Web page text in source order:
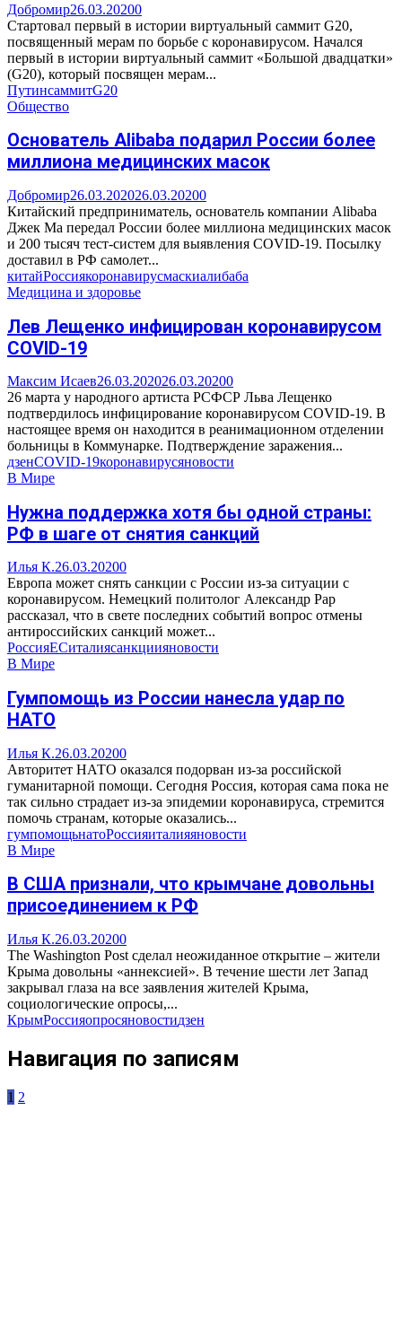
Добромир26.03.20200
Стартовал первый в истории виртуальный саммит G20,
посвященный мерам по борьбе с коронавирусом. Начался
первый в истории виртуальный саммит «Большой двадцатки»
(G20), который посвящен мерам...
ПутинсаммитG20
Общество
Основатель Alibaba подарил России более
миллиона медицинских масок
Добромир26.03.202026.03.20200
Китайский предприниматель, основатель компании Alibaba
Джек Ма передал России более миллиона медицинских масок
и 200 тысяч тест-систем для выявления COVID-19. Посылку
доставил в РФ самолет...
китайРоссиякоронавирусмаскиалибаба
Медицина и здоровье
Лев Лещенко инфицирован коронавирусом
COVID-19
Максим Исаев26.03.202026.03.20200
26 марта у народного артиста РСФСР Льва Лещенко
подтвердилось инфицирование коронавирусом COVID-19. В
настоящее время он находится в реанимационном отделении
больницы в Коммунарке. Подтверждение заражения...
дзенCOVID-19коронавирусяновости
В Мире
Нужна поддержка хотя бы одной страны:
РФ в шаге от снятия санкций
Илья К.26.03.20200
Европа может снять санкции с России из-за ситуации с
коронавирусом. Немецкий политолог Александр Рар
рассказал, что в свете последних событий вопрос отмены
антироссийских санкций может...
РоссияЕСиталиясанкциияновости
В Мире
Гумпомощь из России нанесла удар по
НАТО
Илья К.26.03.20200
Авторитет НАТО оказался подорван из-за российской
гуманитарной помощи. Сегодня Россия, которая сама пока не
так сильно страдает из-за эпидемии коронавируса, стремится
помочь странам, которые оказались...
гумпомощьнатоРоссияиталияяновости
В Мире
В США признали, что крымчане довольны
присоединением к РФ
Илья К.26.03.20200
The Washington Post сделал неожиданное открытие – жители
Крыма довольны «аннексией». В течение шести лет Запад
закрывал глаза на все заявления жителей Крыма,
социологические опросы,...
КрымРоссияопросяновостидзен
Навигация по записям
1 2